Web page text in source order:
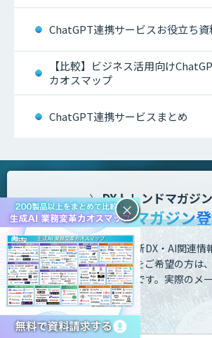
ChatGPT連携サービスお役立ち資
【比較】ビジネス活用向け
カオスマップ
ChatGPT連携サービスまとめ
DXトレンドマガジン
メールマガジン
業務の課題解決に繋がる最新DX・AI関連情
す。メールマガジンの配信をご希望の方は
ご登録ください。登録無料です。 実際のメ
こちら をご覧ください。
お名前 - 姓・名
×